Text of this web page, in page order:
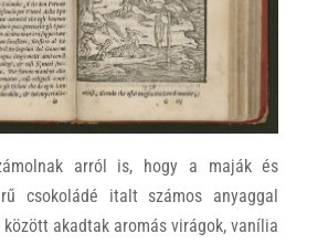
arról is, hogy a maják és
csokoládé italt számos anyaggal
akadtak aromás virágok, vanília